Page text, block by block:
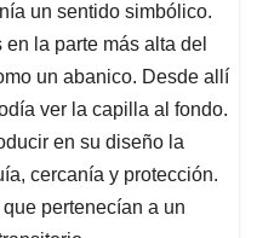
un sentido simbólico.
la parte más alta del
un abanico. Desde allí
ver la capilla al fondo.
en su diseño la
cercanía y protección.
pertenecían a un